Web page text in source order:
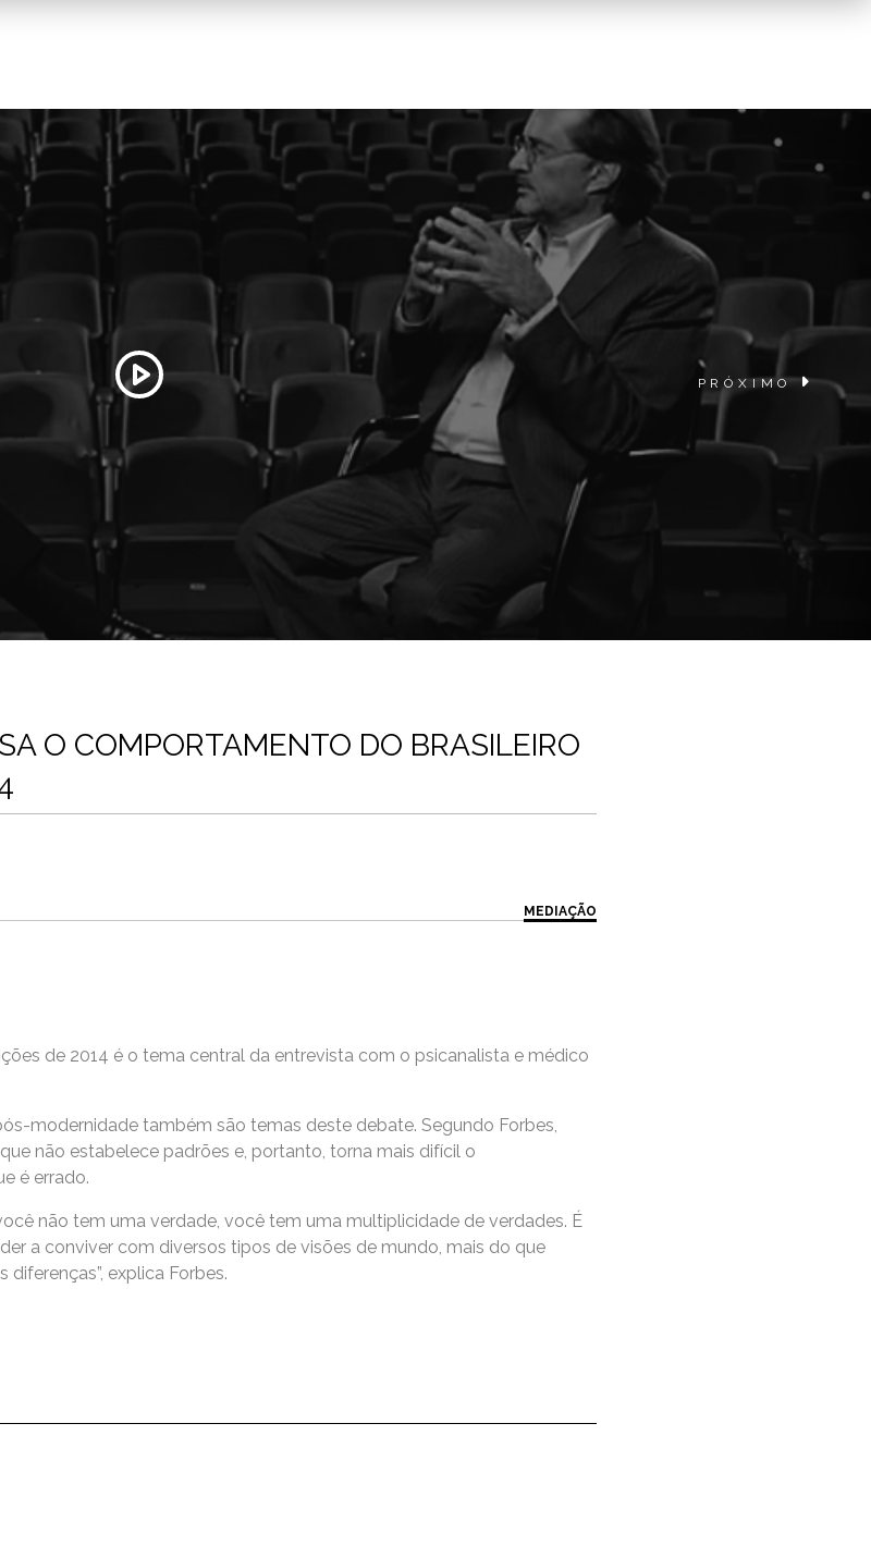
PRÓXIMO
O COMPORTAMENTO DO BRASILEIRO
MEDIAÇÃO
de 2014 é o tema central da entrevista com o psicanalista e médico
modernidade também são temas deste debate. Segundo Forbes,
não estabelece padrões e, portanto, torna mais difícil o
é errado.
não tem uma verdade, você tem uma multiplicidade de verdades. É
a conviver com diversos tipos de visões de mundo, mais do que
explica Forbes.